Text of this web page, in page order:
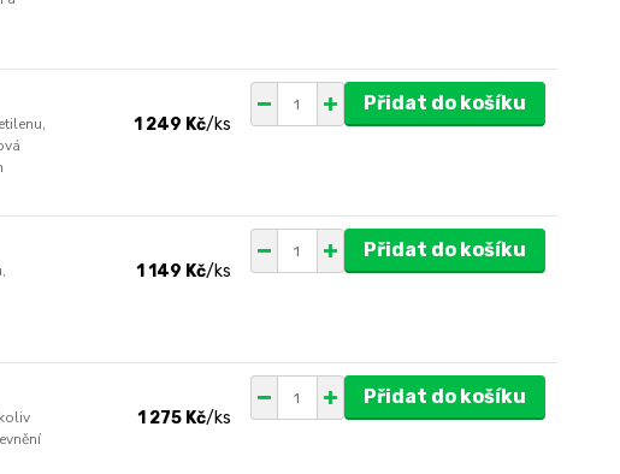
1 249 Kč/ks
Přidat do košíku
1 149 Kč/ks
Přidat do košíku
1 275 Kč/ks
Přidat do košíku